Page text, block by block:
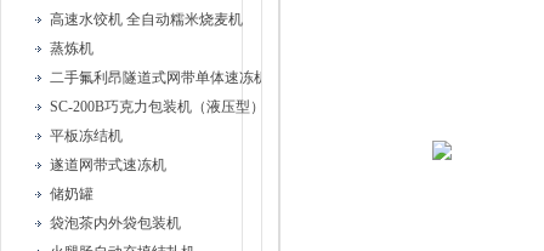
高速水饺机 全自动糯米烧麦机
蒸炼机
二手氟利昂隧道式网带单体速冻机
SC-200B巧克力包装机（液压型）
平板冻结机
遂道网带式速冻机
储奶罐
袋泡茶内外袋包装机